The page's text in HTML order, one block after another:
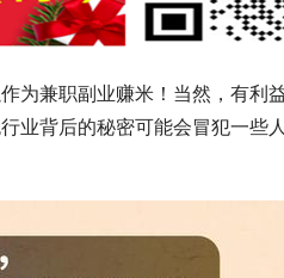
为兼职副业赚米！当然，有利
业背后的秘密可能会冒犯一些